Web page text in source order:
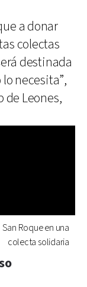
a donar
colectas
destinada
necesita”,
de Leones,
Roque en una
colecta solidaria